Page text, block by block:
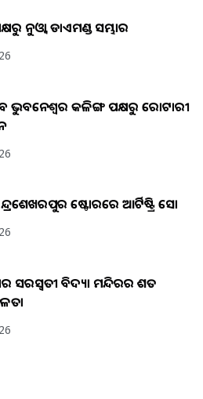
ନୁଓ୍ବା ଡାଏମଣ୍ଡ ସମ୍ଭାର
ଭୁବନେଶ୍ୱର କଳିଙ୍ଗ ପକ୍ଷରୁ ରୋଟାରୀ
ଷ୍ଟୋରରେ ଆର୍ଟିଷ୍ଟ୍ରି ସୋ
ସରସ୍ୱତୀ ବିଦ୍ୟା ମନ୍ଦିରର ଶତ